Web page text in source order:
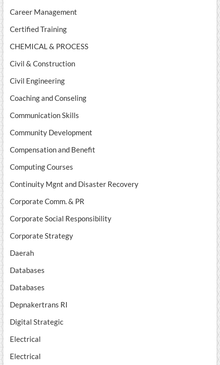
Career Management
Certified Training
CHEMICAL & PROCESS
Civil & Construction
Civil Engineering
Coaching and Conseling
Communication Skills
Community Development
Compensation and Benefit
Computing Courses
Continuity Mgnt and Disaster Recovery
Corporate Comm. & PR
Corporate Social Responsibility
Corporate Strategy
Daerah
Databases
Databases
Depnakertrans RI
Digital Strategic
Electrical
Electrical